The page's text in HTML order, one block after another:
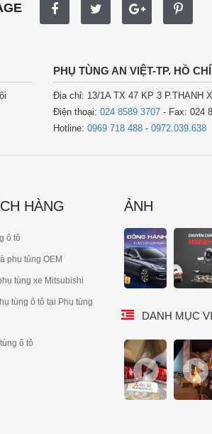
PHỤ TÙNG AN VIỆT-TP. HỒ
Địa chỉ: 13/1A TX 47 KP 3 P.THẠNH
Điện thoại: 024 8589 3707 - Fax: 024
Hotline: 0969 718 488 - 0972.039.638
HÀNG
ô tô
phụ tùng OEM
tùng xe Mitsubishi
tùng ô tô tại Phụ tùng
ô tô
ẢNH
DANH MỤC